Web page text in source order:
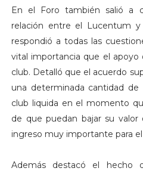
En el Foro también salió a
relación entre el Lucentum
respondió a todas las
vital importancia que el
club. Detalló que el acuerdo
una determinada cantidad
club liquida en el momento
de que puedan bajar su
ingreso muy importante para
Además destacó el hecho